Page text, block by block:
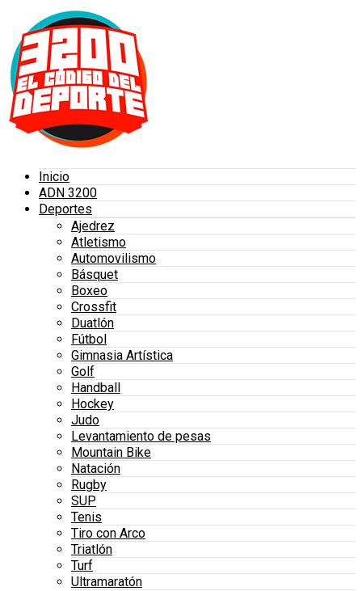
Inicio
ADN 3200
Deportes
Ajedrez
Atletismo
Automovilismo
Básquet
Boxeo
Crossfit
Duatlón
Fútbol
Gimnasia Artística
Golf
Handball
Hockey
Judo
Levantamiento de pesas
Mountain Bike
Natación
Rugby
SUP
Tenis
Tiro con Arco
Triatlón
Turf
Ultramaratón